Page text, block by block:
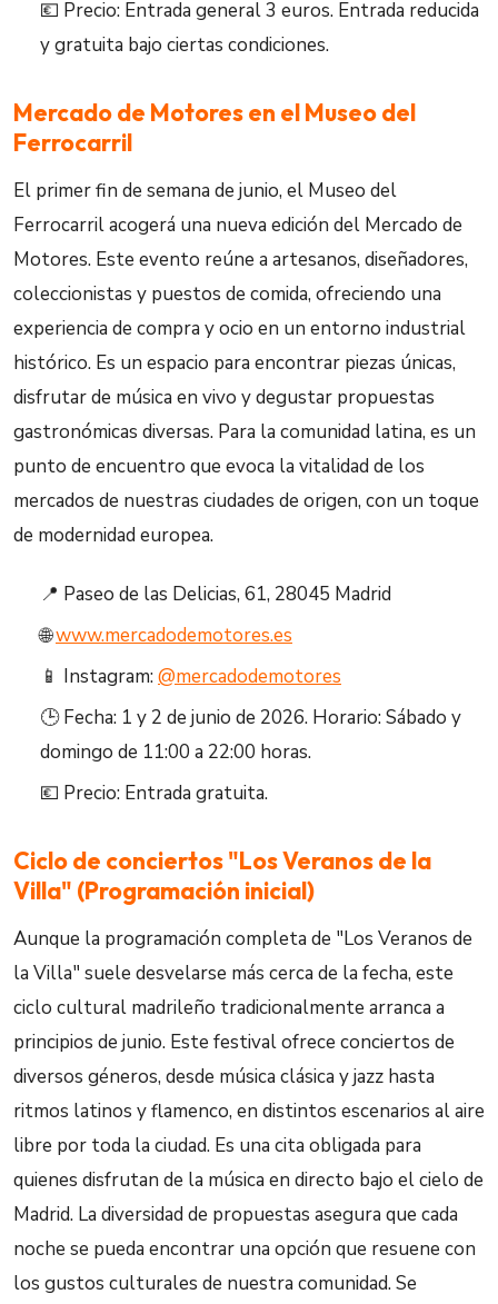
💶 Precio: Entrada general 3 euros. Entrada reducida
y gratuita bajo ciertas condiciones.
Mercado de Motores en el Museo del
Ferrocarril
El primer fin de semana de junio, el Museo del
Ferrocarril acogerá una nueva edición del Mercado de
Motores. Este evento reúne a artesanos, diseñadores,
coleccionistas y puestos de comida, ofreciendo una
experiencia de compra y ocio en un entorno industrial
histórico. Es un espacio para encontrar piezas únicas,
disfrutar de música en vivo y degustar propuestas
gastronómicas diversas. Para la comunidad latina, es un
punto de encuentro que evoca la vitalidad de los
mercados de nuestras ciudades de origen, con un toque
de modernidad europea.
📍 Paseo de las Delicias, 61, 28045 Madrid
🌐www.mercadodemotores.es
📱 Instagram:@mercadodemotores
🕒 Fecha: 1 y 2 de junio de 2026. Horario: Sábado y
domingo de 11:00 a 22:00 horas.
💶 Precio: Entrada gratuita.
Ciclo de conciertos "Los Veranos de la
Villa" (Programación inicial)
Aunque la programación completa de "Los Veranos de
la Villa" suele desvelarse más cerca de la fecha, este
ciclo cultural madrileño tradicionalmente arranca a
principios de junio. Este festival ofrece conciertos de
diversos géneros, desde música clásica y jazz hasta
ritmos latinos y flamenco, en distintos escenarios al aire
libre por toda la ciudad. Es una cita obligada para
quienes disfrutan de la música en directo bajo el cielo de
Madrid. La diversidad de propuestas asegura que cada
noche se pueda encontrar una opción que resuene con
los gustos culturales de nuestra comunidad. Se